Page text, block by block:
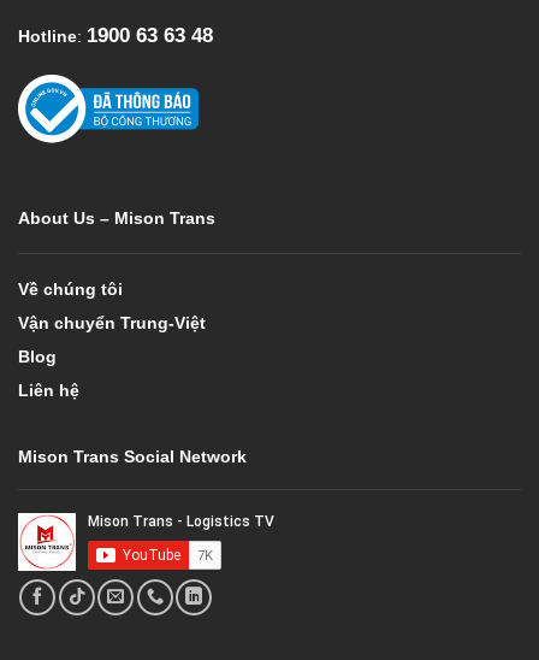
Hotline: 1900 63 63 48
About Us – Mison Trans
Về chúng tôi
Vận chuyển Trung-Việt
Blog
Liên hệ
Mison Trans Social Network